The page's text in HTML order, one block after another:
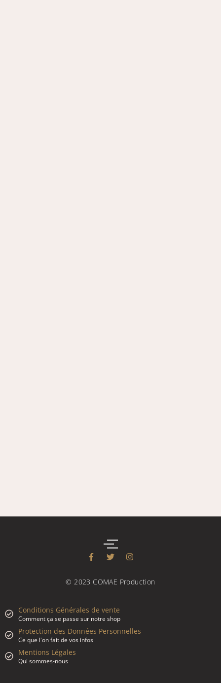
© 2023 COMAE Production
Conditions Générales de vente
Comment ça se passe sur notre shop
Protection des Données Personnelles
Ce que l'on fait de vos infos
Mentions Légales
Qui sommes-nous